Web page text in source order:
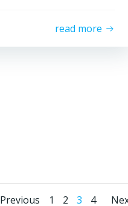
read more
Previous Page
1 Page
2 Page
3 Page
4